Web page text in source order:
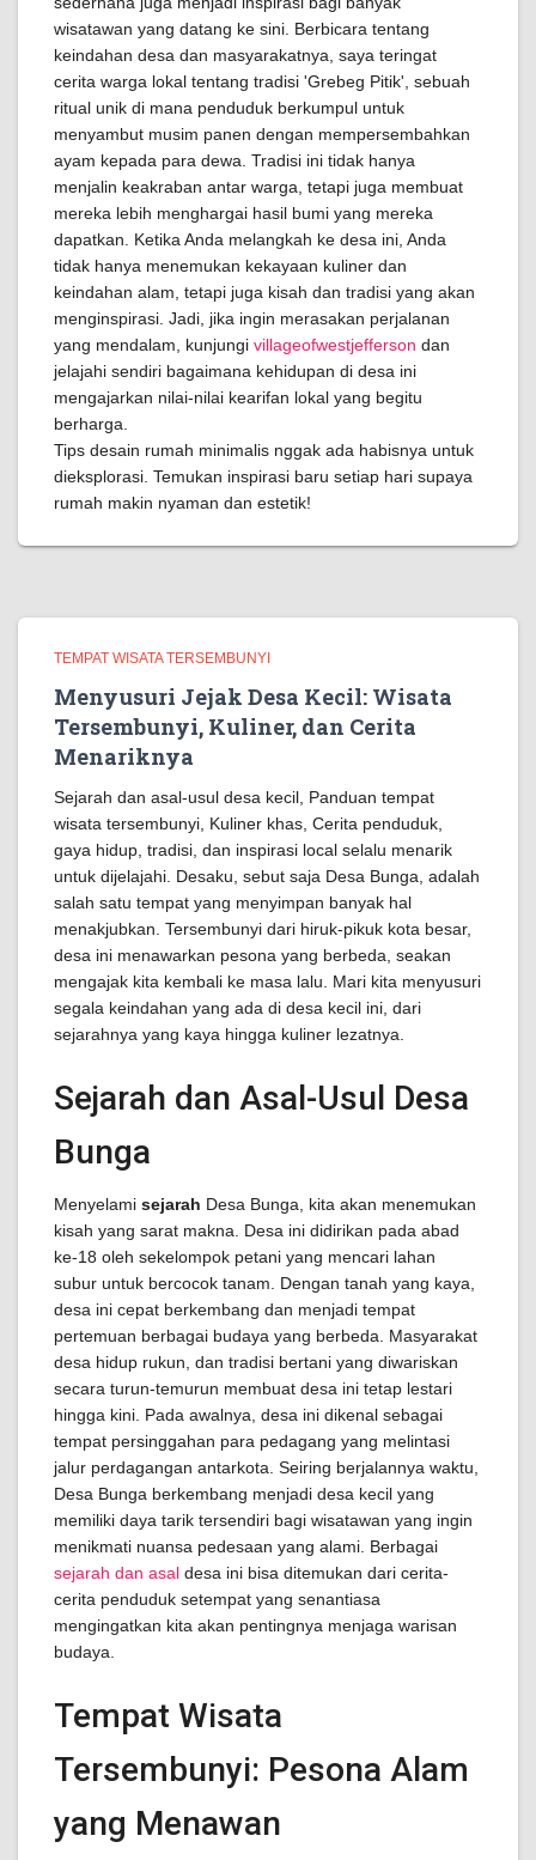
wisatawan yang datang ke sini. Berbicara tentang
keindahan desa dan masyarakatnya, saya teringat
cerita warga lokal tentang tradisi 'Grebeg Pitik', sebuah
ritual unik di mana penduduk berkumpul untuk
menyambut musim panen dengan mempersembahkan
ayam kepada para dewa. Tradisi ini tidak hanya
menjalin keakraban antar warga, tetapi juga membuat
mereka lebih menghargai hasil bumi yang mereka
dapatkan. Ketika Anda melangkah ke desa ini, Anda
tidak hanya menemukan kekayaan kuliner dan
keindahan alam, tetapi juga kisah dan tradisi yang akan
menginspirasi. Jadi, jika ingin merasakan perjalanan
yang mendalam, kunjungi villageofwestjefferson dan
jelajahi sendiri bagaimana kehidupan di desa ini
mengajarkan nilai-nilai kearifan lokal yang begitu
berharga.
Tips desain rumah minimalis nggak ada habisnya untuk
dieksplorasi. Temukan inspirasi baru setiap hari supaya
rumah makin nyaman dan estetik!
TEMPAT WISATA TERSEMBUNYI
Menyusuri Jejak Desa Kecil: Wisata
Tersembunyi, Kuliner, dan Cerita
Menariknya
Sejarah dan asal-usul desa kecil, Panduan tempat
wisata tersembunyi, Kuliner khas, Cerita penduduk,
gaya hidup, tradisi, dan inspirasi local selalu menarik
untuk dijelajahi. Desaku, sebut saja Desa Bunga, adalah
salah satu tempat yang menyimpan banyak hal
menakjubkan. Tersembunyi dari hiruk-pikuk kota besar,
desa ini menawarkan pesona yang berbeda, seakan
mengajak kita kembali ke masa lalu. Mari kita menyusuri
segala keindahan yang ada di desa kecil ini, dari
sejarahnya yang kaya hingga kuliner lezatnya.
Sejarah dan Asal-Usul Desa
Bunga
Menyelami sejarah Desa Bunga, kita akan menemukan
kisah yang sarat makna. Desa ini didirikan pada abad
ke-18 oleh sekelompok petani yang mencari lahan
subur untuk bercocok tanam. Dengan tanah yang kaya,
desa ini cepat berkembang dan menjadi tempat
pertemuan berbagai budaya yang berbeda. Masyarakat
desa hidup rukun, dan tradisi bertani yang diwariskan
secara turun-temurun membuat desa ini tetap lestari
hingga kini. Pada awalnya, desa ini dikenal sebagai
tempat persinggahan para pedagang yang melintasi
jalur perdagangan antarkota. Seiring berjalannya waktu,
Desa Bunga berkembang menjadi desa kecil yang
memiliki daya tarik tersendiri bagi wisatawan yang ingin
menikmati nuansa pedesaan yang alami. Berbagai
sejarah dan asal desa ini bisa ditemukan dari cerita-
cerita penduduk setempat yang senantiasa
mengingatkan kita akan pentingnya menjaga warisan
budaya.
Tempat Wisata
Tersembunyi: Pesona Alam
yang Menawan